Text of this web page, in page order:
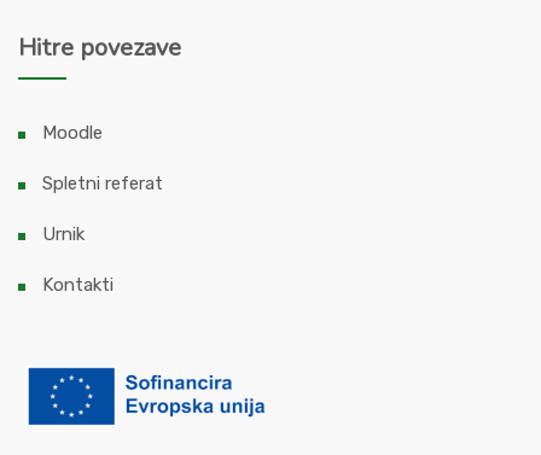
Hitre povezave
Moodle
Spletni referat
Urnik
Kontakti